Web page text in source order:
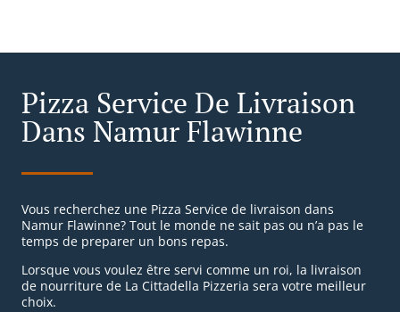
Pizza Service De Livraison
Dans Namur Flawinne
Vous recherchez une Pizza Service de livraison dans
Namur Flawinne? Tout le monde ne sait pas ou n’a pas le
temps de preparer un bons repas.
Lorsque vous voulez être servi comme un roi, la livraison
de nourriture de La Cittadella Pizzeria sera votre meilleur
choix.